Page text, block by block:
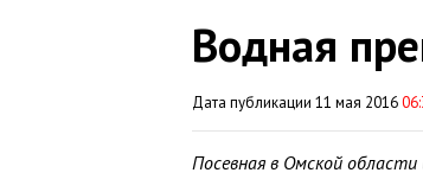
Водная
Дата публикации 11 мая 2016
Посевная в Омской